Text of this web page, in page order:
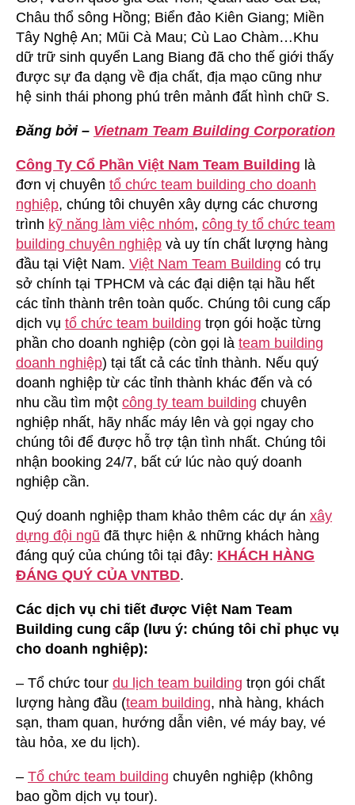
Châu thổ sông Hồng; Biển đảo Kiên Giang; Miền
Tây Nghệ An; Mũi Cà Mau; Cù Lao Chàm…Khu
dữ trữ sinh quyển Lang Biang đã cho thế giới thấy
được sự đa dạng về địa chất, địa mạo cũng như
hệ sinh thái phong phú trên mảnh đất hình chữ S.
Đăng bởi – Vietnam Team Building Corporation
Công Ty Cổ Phần Việt Nam Team Building là
đơn vị chuyên tổ chức team building cho doanh
nghiệp, chúng tôi chuyên xây dựng các chương
trình kỹ năng làm việc nhóm, công ty tổ chức team
building chuyên nghiệp và uy tín chất lượng hàng
đầu tại Việt Nam. Việt Nam Team Building có trụ
sở chính tại TPHCM và các đại diện tại hầu hết
các tỉnh thành trên toàn quốc. Chúng tôi cung cấp
dịch vụ tổ chức team building trọn gói hoặc từng
phần cho doanh nghiệp (còn gọi là team building
doanh nghiệp) tại tất cả các tỉnh thành. Nếu quý
doanh nghiệp từ các tỉnh thành khác đến và có
nhu cầu tìm một công ty team building chuyên
nghiệp nhất, hãy nhấc máy lên và gọi ngay cho
chúng tôi để được hỗ trợ tận tình nhất. Chúng tôi
nhận booking 24/7, bất cứ lúc nào quý doanh
nghiệp cần.
Quý doanh nghiệp tham khảo thêm các dự án xây
dựng đội ngũ đã thực hiện & những khách hàng
đáng quý của chúng tôi tại đây: KHÁCH HÀNG
ĐÁNG QUÝ CỦA VNTBD.
Các dịch vụ chi tiết được Việt Nam Team
Building cung cấp (lưu ý: chúng tôi chỉ phục vụ
cho doanh nghiệp):
– Tổ chức tour du lịch team building trọn gói chất
lượng hàng đầu (team building, nhà hàng, khách
sạn, tham quan, hướng dẫn viên, vé máy bay, vé
tàu hỏa, xe du lịch).
– Tổ chức team building chuyên nghiệp (không
bao gồm dịch vụ tour).